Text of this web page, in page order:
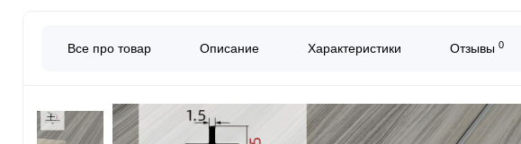
Все про товар Описание Характеристики Отзывы 0